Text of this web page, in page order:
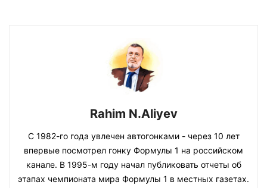
Rahim N.Aliyev
С 1982-го года увлечен автогонками - через 10 лет
впервые посмотрел гонку Формулы 1 на российском
канале. В 1995-м году начал публиковать отчеты об
этапах чемпионата мира Формулы 1 в местных газетах.